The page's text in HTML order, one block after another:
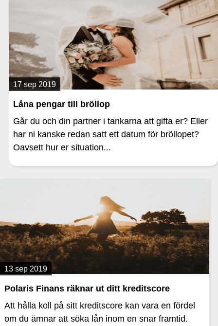
17 sep 2019
Låna pengar till bröllop
Går du och din partner i tankarna att gifta er? Eller
har ni kanske redan satt ett datum för bröllopet?
Oavsett hur er situation...
13 sep 2019
Polaris Finans räknar ut ditt kreditscore
Att hålla koll på sitt kreditscore kan vara en fördel
om du ämnar att söka lån inom en snar framtid.